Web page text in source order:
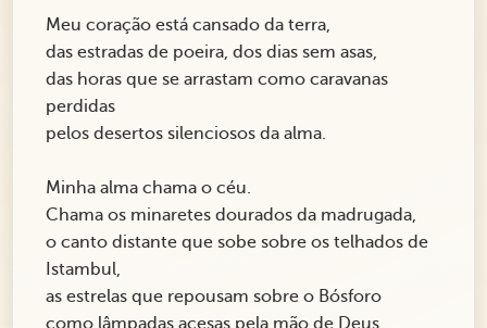
Meu coração está cansado da terra,
das estradas de poeira, dos dias sem asas,
das horas que se arrastam como caravanas
perdidas
pelos desertos silenciosos da alma.
Minha alma chama o céu.
Chama os minaretes dourados da madrugada,
o canto distante que sobe sobre os telhados de
Istambul,
as estrelas que repousam sobre o Bósforo
como lâmpadas acesas pela mão de Deus.